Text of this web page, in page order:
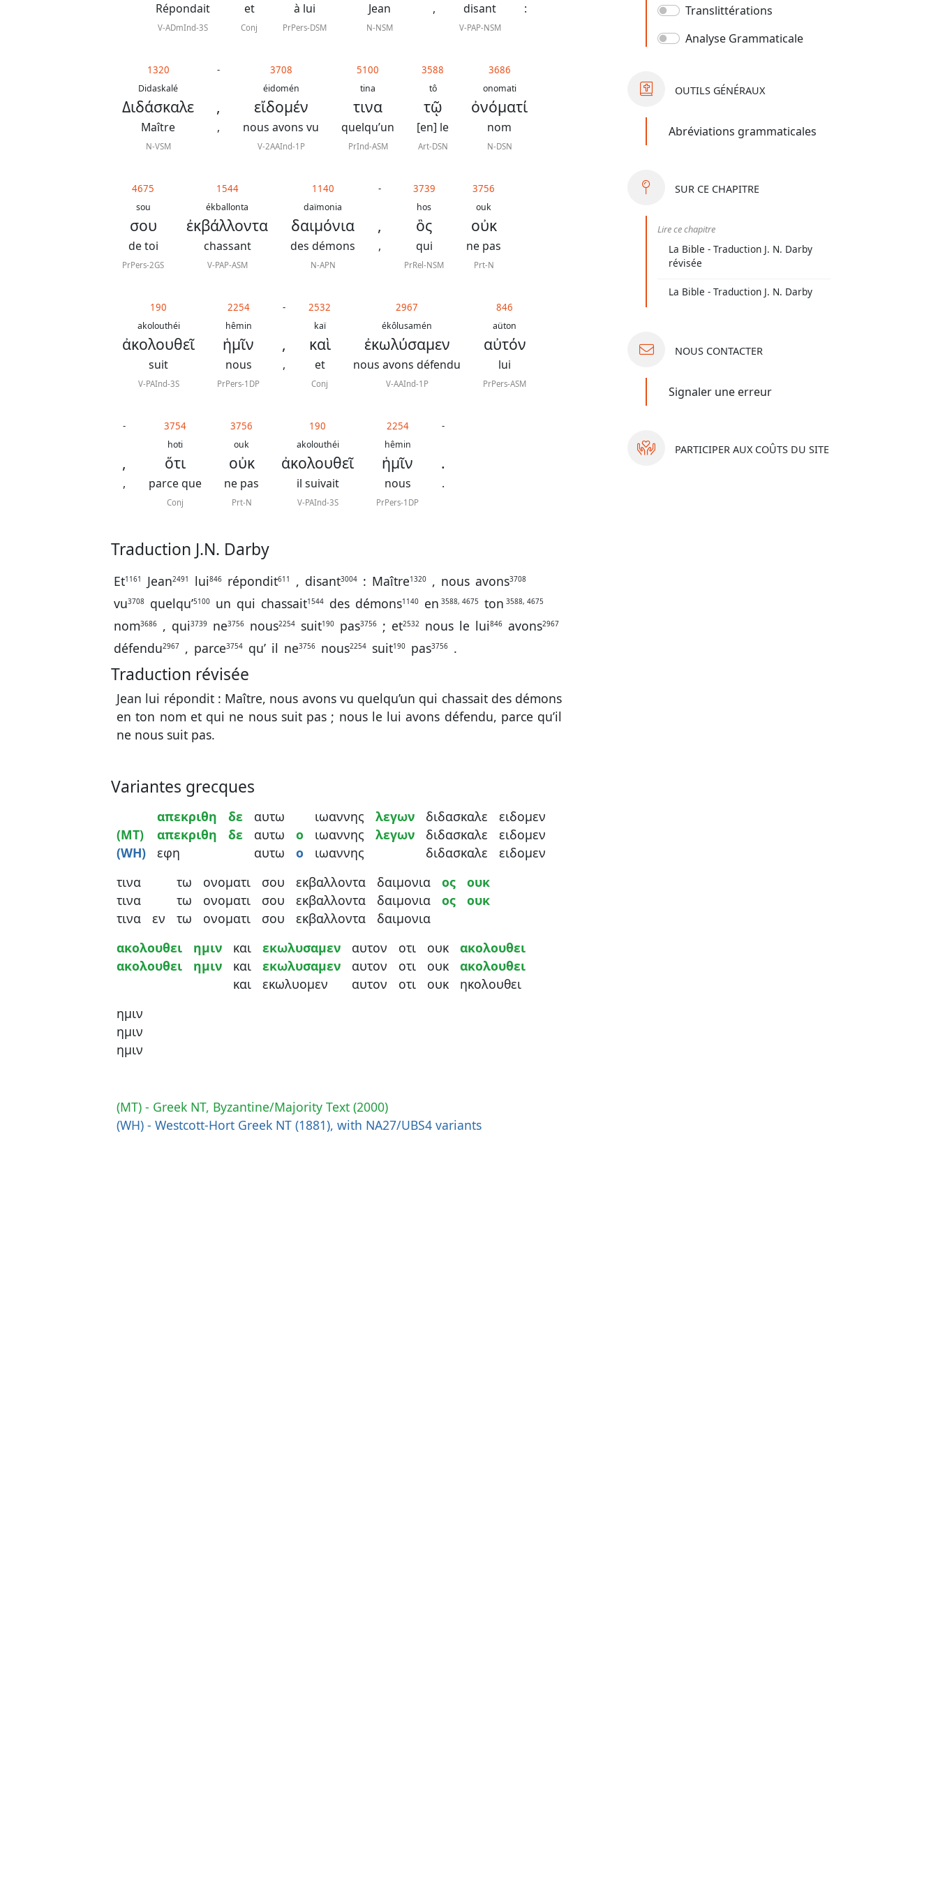
Répondait
V-ADmInd-3S
et
Conj
à lui
PrPers-DSM
Jean
N-NSM
, disant
V-PAP-NSM
:
1320
Didaskalé
Διδάσκαλε
Maître
N-VSM
-
,
,
3708
éidomén
εἴδομέν
nous avons vu
V-2AAInd-1P
5100
tina
τινα
quelqu’un
PrInd-ASM
3588
tô
τῷ
[en] le
Art-DSN
3686
onomati
ὀνόματί
nom
N-DSN
4675
sou
σου
de toi
PrPers-2GS
1544
ékballonta
ἐκβάλλοντα
chassant
V-PAP-ASM
1140
daïmonia
δαιμόνια
des démons
N-APN
-
,
,
3739
hos
ὃς
qui
PrRel-NSM
3756
ouk
οὐκ
ne pas
Prt-N
190
akolouthéi
ἀκολουθεῖ
suit
V-PAInd-3S
2254
hêmin
ἡμῖν
nous
PrPers-1DP
-
,
,
2532
kaï
καὶ
et
Conj
2967
ékôlusamén
ἐκωλύσαμεν
nous avons défendu
V-AAInd-1P
846
aüton
αὐτόν
lui
PrPers-ASM
-
,
,
3754
hoti
ὅτι
parce que
Conj
3756
ouk
οὐκ
ne pas
Prt-N
190
akolouthéi
ἀκολουθεῖ
il suivait
V-PAInd-3S
2254
hêmin
ἡμῖν
nous
PrPers-1DP
-
.
.
Traduction J.N. Darby
Et1161 Jean2491 lui846 répondit611 , disant3004 : Maître1320 , nous avons3708
vu3708 quelqu’5100 un qui chassait1544 des démons1140 en 3588, 4675 ton 3588, 4675
nom3686 , qui3739 ne3756 nous2254 suit190 pas3756 ; et2532 nous le lui846 avons2967
défendu2967 , parce3754 qu’ il ne3756 nous2254 suit190 pas3756 .
Traduction révisée
Jean lui répondit : Maître, nous avons vu quelqu’un qui chassait des démons
en ton nom et qui ne nous suit pas ; nous le lui avons défendu, parce qu’il
ne nous suit pas.
Variantes grecques
(MT)
(WH)
απεκριθη
απεκριθη
εφη
δε
δε
αυτω
αυτω
αυτω
ο
ο
ιωαννης
ιωαννης
ιωαννης
λεγων
λεγων
διδασκαλε
διδασκαλε
διδασκαλε
ειδομεν
ειδομεν
ειδομεν
τινα
τινα
τινα
εν
τω
τω
τω
ονοματι
ονοματι
ονοματι
σου
σου
σου
εκβαλλοντα
εκβαλλοντα
εκβαλλοντα
δαιμονια
δαιμονια
δαιμονια
ος
ος
ουκ
ουκ
ακολουθει
ακολουθει
ημιν
ημιν
και
και
και
εκωλυσαμεν
εκωλυσαμεν
εκωλυομεν
αυτον
αυτον
αυτον
οτι
οτι
οτι
ουκ
ουκ
ουκ
ακολουθει
ακολουθει
ηκολουθει
ημιν
ημιν
ημιν
(MT) - Greek NT, Byzantine/Majority Text (2000)
(WH) - Westcott-Hort Greek NT (1881), with NA27/UBS4 variants
Translittérations
Analyse Grammaticale
OUTILS GÉNÉRAUX
Abréviations grammaticales
SUR CE CHAPITRE
Lire ce chapitre
La Bible - Traduction J. N. Darby
révisée
La Bible - Traduction J. N. Darby
NOUS CONTACTER
Signaler une erreur
PARTICIPER AUX COÛTS DU SITE